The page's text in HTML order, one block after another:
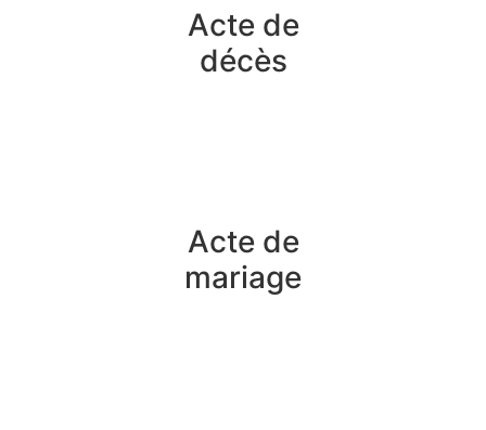
Acte de
décès
Acte de
mariage